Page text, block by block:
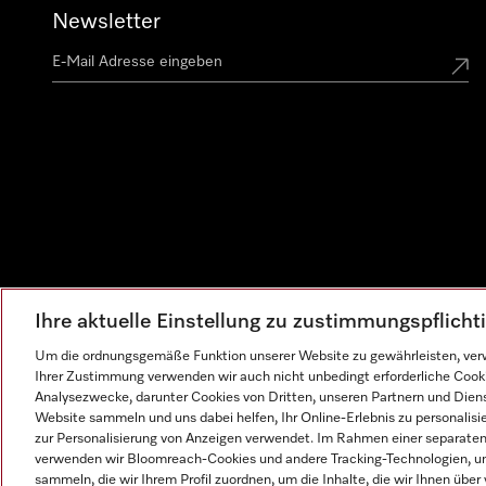
Newsletter
Ihre aktuelle Einstellung zu
Um die ordnungsgemäße Funktion unserer Website zu gewährleisten,
Ihrer Zustimmung verwenden wir auch nicht unbedingt erforderliche
Analysezwecke, darunter Cookies von Dritten, unseren Partnern und
Website sammeln und uns dabei helfen, Ihr Online-Erlebnis zu
zur Personalisierung von Anzeigen verwendet. Im Rahmen einer
verwenden wir Bloomreach-Cookies und andere Tracking-Technologien,
sammeln, die wir Ihrem Profil zuordnen, um die Inhalte, die wir Ihnen